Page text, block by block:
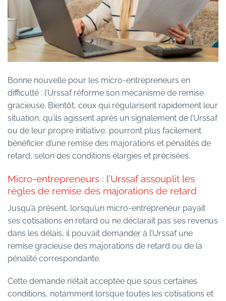
Bonne nouvelle pour les micro-entrepreneurs en
difficulté : l’Urssaf réforme son mécanisme de remise
gracieuse. Bientôt, ceux qui régularisent rapidement leur
situation, qu’ils agissent après un signalement de l’Urssaf
ou de leur propre initiative, pourront plus facilement
bénéficier d’une remise des majorations et pénalités de
retard, selon des conditions élargies et précisées.
Micro-entrepreneurs : l’Urssaf assouplit les
règles de remise des majorations de retard
Jusqu’à présent, lorsqu’un micro-entrepreneur payait
ses cotisations en retard ou ne déclarait pas ses revenus
dans les délais, il pouvait demander à l’Urssaf une
remise gracieuse des majorations de retard ou de la
pénalité correspondante.
Cette demande n’était acceptée que sous certaines
conditions, notamment lorsque toutes les cotisations et